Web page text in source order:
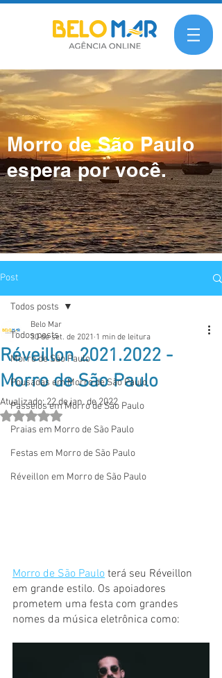
Morro de São Paulo
espera por você.
Post
Todos posts
Morro de São Paulo
Pousadas em Morro de São Paulo
Passeios em Morro de São Paulo
Praias em Morro de São Paulo
Festas em Morro de São Paulo
Réveillon em Morro de São Paulo
Todos posts
Réveillon 2021.2022 -
Morro de São Paulo
Belo Mar
30 de set. de 2021 1 min de leitura
Atualizado:22 de jan. de 2022
Avaliado com NaN de 5 estrelas.
Morro de São Paulo terá seu Réveillon
em grande estilo. Os apoiadores
prometem uma festa com grandes
nomes da música eletrônica como: